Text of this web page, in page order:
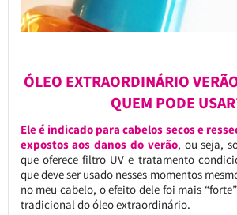
ÓLEO EXTRAORDINÁRIO
QUEM PODE
Ele é indicado para cabelos secos e
expostos aos danos do verão, ou seja,
que oferece filtro UV e tratamento
que deve ser usado nesses momentos
no meu cabelo, o efeito dele foi mais
tradicional do óleo extraordinário.